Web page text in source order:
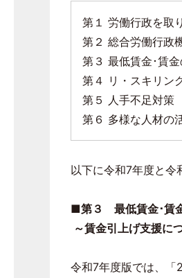
第１ 労働行政を取
第２ 総合労働行政
第３ 最低賃金･賃
第４ リ・スキリン
第５ 人手不足対策
第６ 多様な人材の
以下に令和7年度と令
■第３ 最低賃金･賃
～賃金引上げ支援に
令和7年度版では、「